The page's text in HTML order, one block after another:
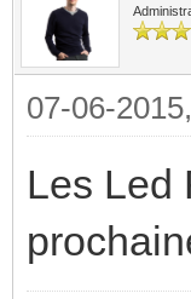
07-06-
Les Led